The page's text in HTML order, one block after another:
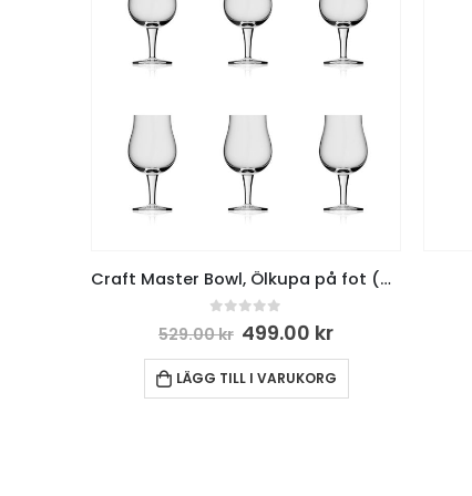
Craft Master Bowl, Ölkupa på fot (6-pack) 37,5 cl
out of 5
529.00kr 499.00 kr
LÄGG TILL I VARUKORG